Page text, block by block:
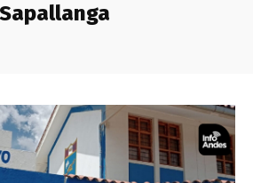
Sapallanga